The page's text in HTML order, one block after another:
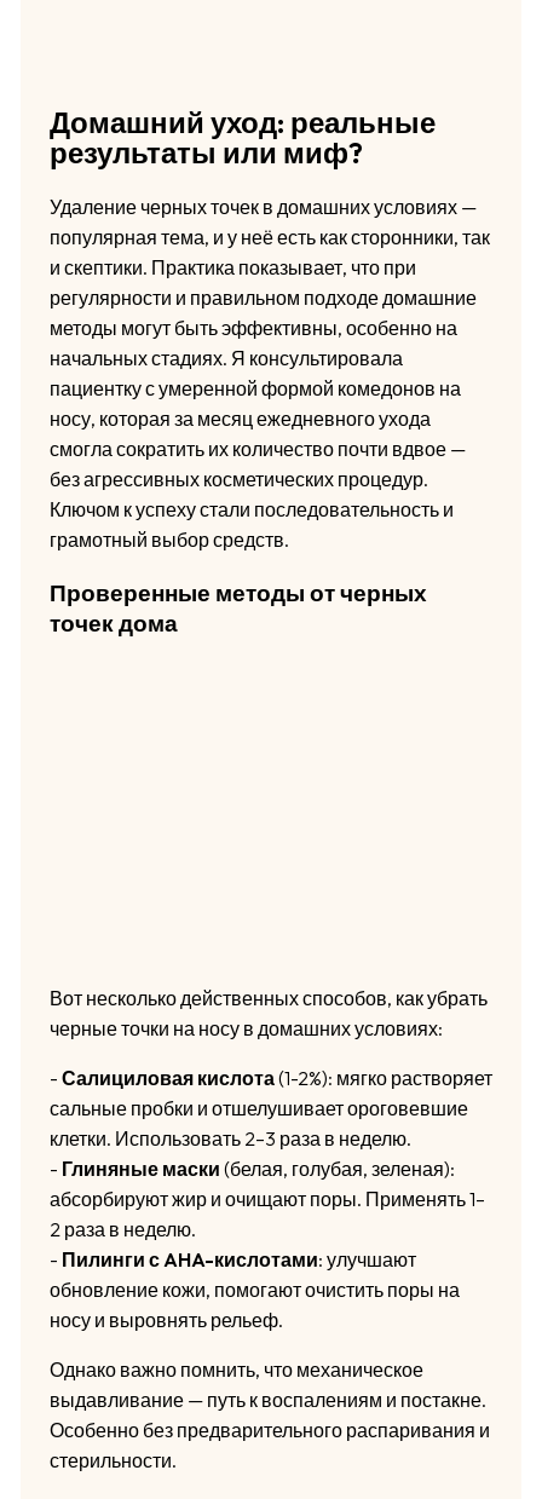
Домашний уход: реальные
результаты или миф?
Удаление черных точек в домашних условиях —
популярная тема, и у неё есть как сторонники, так
и скептики. Практика показывает, что при
регулярности и правильном подходе домашние
методы могут быть эффективны, особенно на
начальных стадиях. Я консультировала
пациентку с умеренной формой комедонов на
носу, которая за месяц ежедневного ухода
смогла сократить их количество почти вдвое —
без агрессивных косметических процедур.
Ключом к успеху стали последовательность и
грамотный выбор средств.
Проверенные методы от черных
точек дома
Вот несколько действенных способов, как убрать
черные точки на носу в домашних условиях:
- Салициловая кислота(1-2%): мягко растворяет
сальные пробки и отшелушивает ороговевшие
клетки. Использовать 2–3 раза в неделю.
- Глиняные маски (белая, голубая, зеленая):
абсорбируют жир и очищают поры. Применять 1–
2 раза в неделю.
- Пилинги с AHA-кислотами: улучшают
обновление кожи, помогают очистить поры на
носу и выровнять рельеф.
Однако важно помнить, что механическое
выдавливание — путь к воспалениям и постакне.
Особенно без предварительного распаривания и
стерильности.